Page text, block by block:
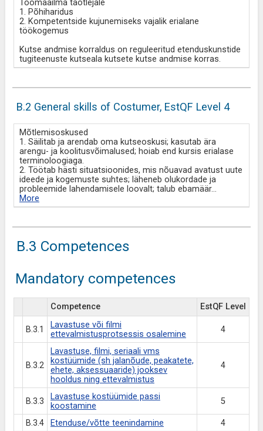
Töömaailma taotlejale
1. Põhiharidus
2. Kompetentside kujunemiseks vajalik erialane
töökogemus
Kutse andmise korraldus on reguleeritud etenduskunstide
tugiteenuste kutseala kutsete kutse andmise korras.
B.2 General skills of Costumer, EstQF Level 4
Mõtlemisoskused
1. Säilitab ja arendab oma kutseoskusi; kasutab ära
arengu- ja koolitusvõimalused; hoiab end kursis erialase
terminoloogiaga.
2. Töötab hästi situatsioonides, mis nõuavad avatust uute
ideede ja kogemuste suhtes; läheneb olukordade ja
probleemide lahendamisele loovalt; talub ebamäär...
More
B.3 Competences
Mandatory competences
Competence EstQF Level
B.3.1
Lavastuse või filmi
ettevalmistusprotsessis osalemine
4
B.3.2
Lavastuse, filmi, seriaali vms
kostüümide (sh jalanõude, peakatete,
ehete, aksessuaaride) jooksev
hooldus ning ettevalmistus
4
B.3.3
Lavastuse kostüümide passi
koostamine
5
B.3.4 Etenduse/võtte teenindamine
4